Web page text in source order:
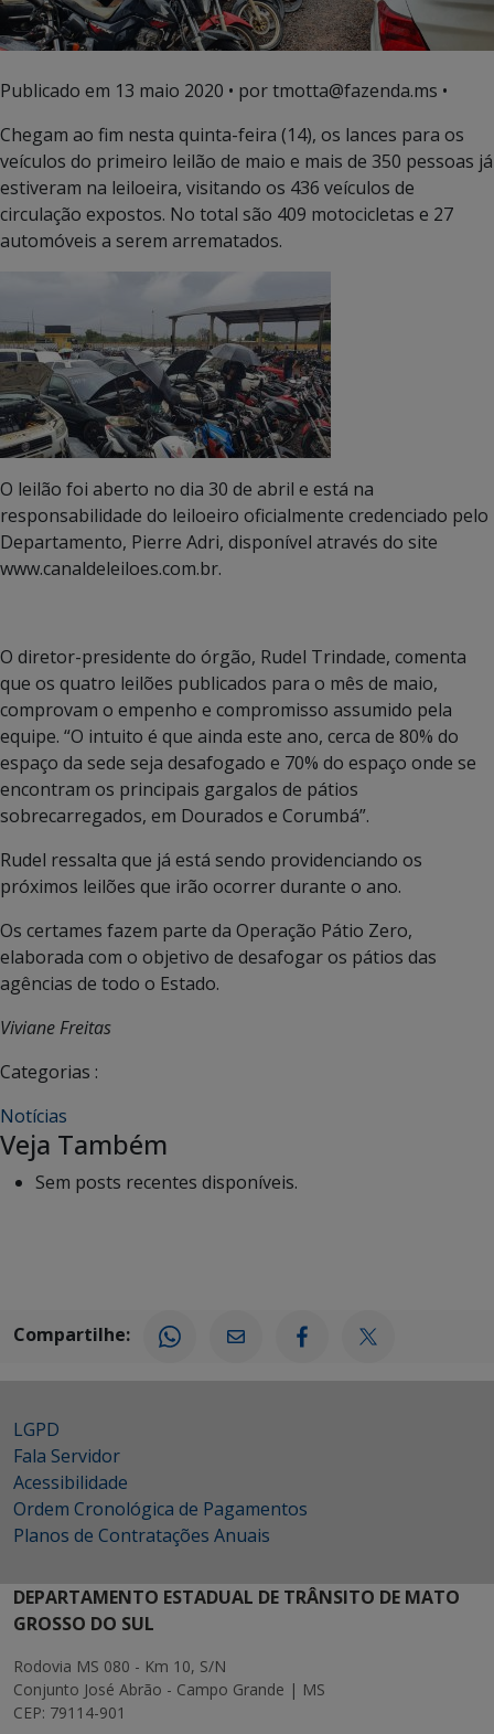
Publicado em 13 maio 2020 • por tmotta@fazenda.ms •
Chegam ao fim nesta quinta-feira (14), os lances para os
veículos do primeiro leilão de maio e mais de 350 pessoas já
estiveram na leiloeira, visitando os 436 veículos de
circulação expostos. No total são 409 motocicletas e 27
automóveis a serem arrematados.
O leilão foi aberto no dia 30 de abril e está na
responsabilidade do leiloeiro oficialmente credenciado pelo
Departamento, Pierre Adri, disponível através do site
www.canaldeleiloes.com.br.
O diretor-presidente do órgão, Rudel Trindade, comenta
que os quatro leilões publicados para o mês de maio,
comprovam o empenho e compromisso assumido pela
equipe. “O intuito é que ainda este ano, cerca de 80% do
espaço da sede seja desafogado e 70% do espaço onde se
encontram os principais gargalos de pátios
sobrecarregados, em Dourados e Corumbá”.
Rudel ressalta que já está sendo providenciando os
próximos leilões que irão ocorrer durante o ano.
Os certames fazem parte da Operação Pátio Zero,
elaborada com o objetivo de desafogar os pátios das
agências de todo o Estado.
Viviane Freitas
Categorias :
Notícias
Veja Também
Sem posts recentes disponíveis.
Compartilhe:
LGPD
Fala Servidor
Acessibilidade
Ordem Cronológica de Pagamentos
Planos de Contratações Anuais
DEPARTAMENTO ESTADUAL DE TRÂNSITO DE MATO
GROSSO DO SUL
Rodovia MS 080 - Km 10, S/N
Conjunto José Abrão - Campo Grande | MS
CEP: 79114-901